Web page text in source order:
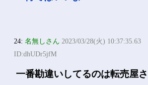
24:名無しさん 2023/03/28(火) 10:37:35.63
ID:dhUDr5jfM
一番勘違いしてるのは転売屋さ